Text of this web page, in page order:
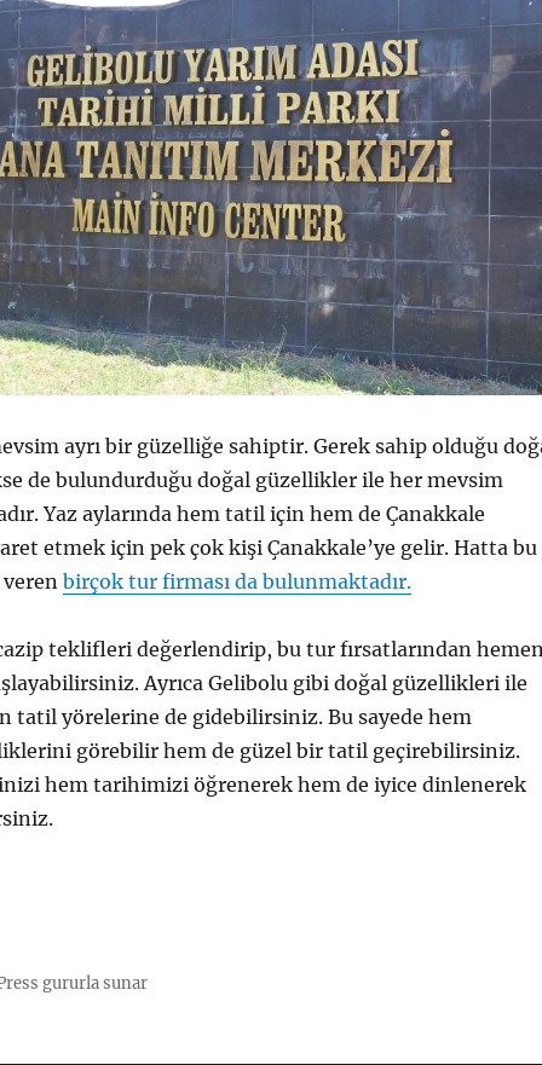
ayrı bir güzelliğe sahiptir. Gerek sahip olduğu
de bulundurduğu doğal güzellikler ile her mevsim
Yaz aylarında hem tatil için hem de Çanakkale
etmek için pek çok kişi Çanakkale’ye gelir. Hatta bu
birçok tur firması da bulunmaktadır.
teklifleri değerlendirip, bu tur fırsatlarından
Ayrıca Gelibolu gibi doğal güzellikleri ile
tatil yörelerine de gidebilirsiniz. Bu sayede hem
görebilir hem de güzel bir tatil geçirebilirsiniz.
hem tarihimizi öğrenerek hem de iyice dinlenerek
gururla sunar